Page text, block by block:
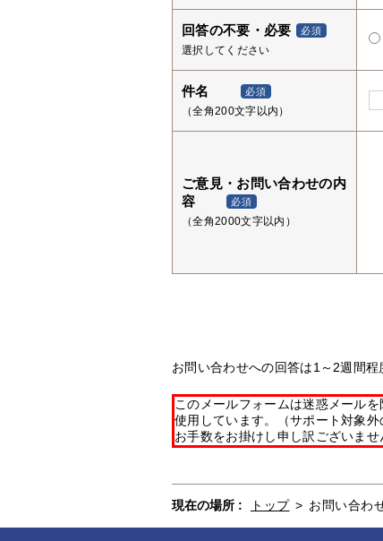
回答の不要・必要 必須
選択してください
件名 必須
（全角200文字以内）
ご意見・お問い合わせの内
容
必須
（全角2000文字以内）
お問い合わせへの回答は1～2週間程
このメールフォームは迷惑メール
使用しています。（サポート対象
お手数をお掛けし申し訳ございま
現在の場所 : トップ > お問い合わ